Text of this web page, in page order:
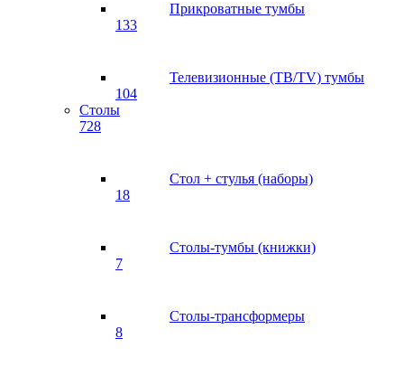
Прикроватные тумбы
133
Телевизионные (ТВ/TV) тумбы
104
Столы
728
Стол + стулья (наборы)
18
Столы-тумбы (книжки)
7
Столы-трансформеры
8